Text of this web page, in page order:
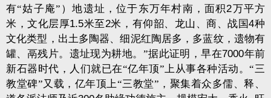
有“姑子庵”）地遗址，位于东万年村南，面积2万平方
米，文化层厚1.5米至2米，有仰韶、龙山、商、战国4种
文化类型，出土多陶器、细泥红陶居多，多蓝纹，遗物有
罐、鬲残片。遗址现为耕地。”据此证明，早在7000年前
新石器时代，人们就已在“亿年顶”上从事各种活动。“三
教堂碑”又载，亿年顶上“三教堂”，聚集着众多儒、释、